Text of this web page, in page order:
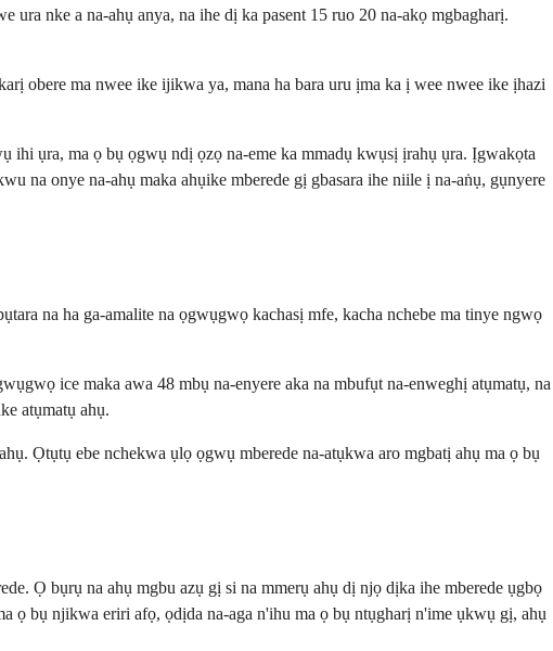
nke a na-ahụ anya, na ihe dị ka pasent 15 ruo 20 na-akọ mgbagharị.
obere ma nwee ike ijikwa ya, mana ha bara uru ịma ka ị wee nwee ike ịhazi
ụra, ma ọ bụ ọgwụ ndị ọzọ na-eme ka mmadụ kwụsị ịrahụ ụra. Ịgwakọta
na onye na-ahụ maka ahụike mberede gị gbasara ihe niile ị na-aṅụ, gụnyere
na ha ga-amalite na ọgwụgwọ kachasị mfe, kacha nchebe ma tinye ngwọ
ice maka awa 48 mbụ na-enyere aka na mbufụt na-enweghị atụmatụ, na
atụmatụ ahụ.
Ọtụtụ ebe nchekwa ụlọ ọgwụ mberede na-atụkwa aro mgbatị ahụ ma ọ bụ
Ọ bụrụ na ahụ mgbu azụ gị si na mmerụ ahụ dị njọ dịka ihe mberede ụgbọ
ọ bụ njikwa eriri afọ, ọdịda na-aga n'ihu ma ọ bụ ntụgharị n'ime ụkwụ gị, ahụ